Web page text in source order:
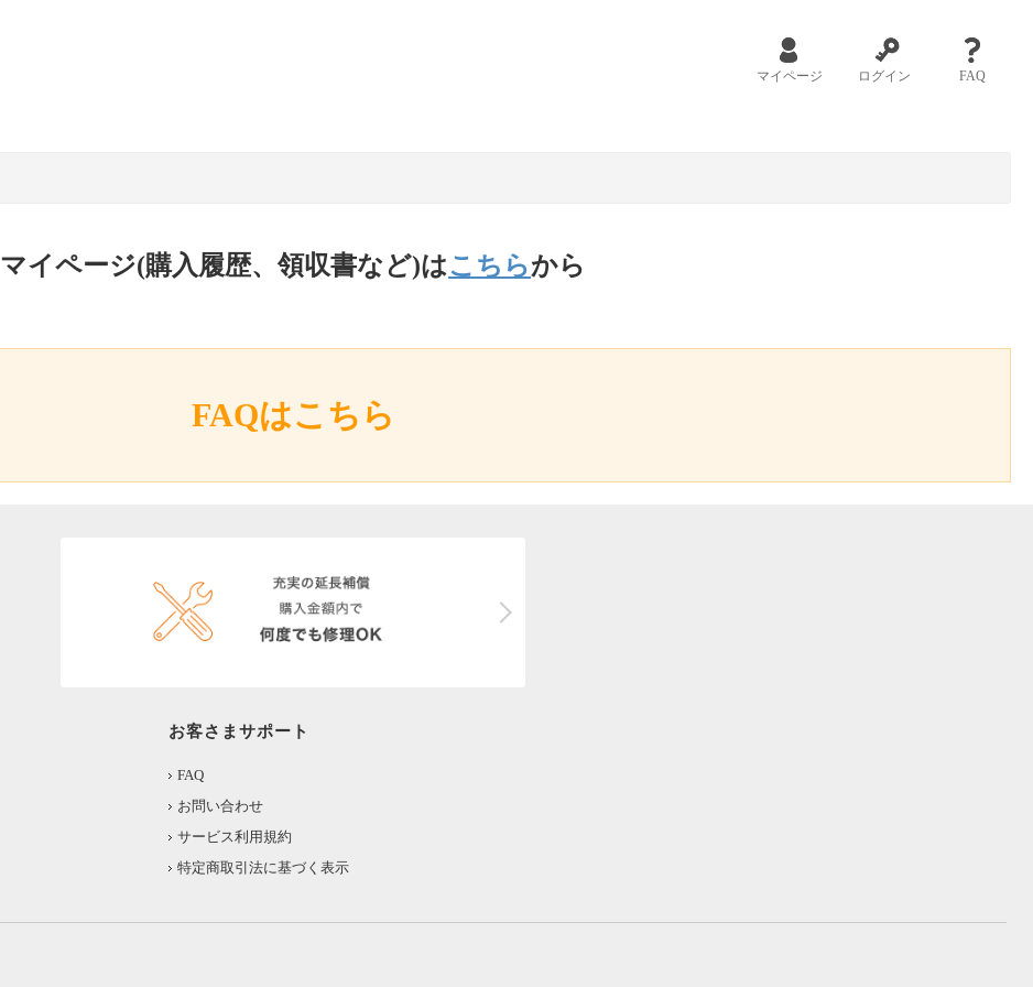
マイページ ログイン FAQ
マイページ(購入履歴、領収書など)はこちらから
FAQはこちら
お客さまサポート
FAQ
お問い合わせ
サービス利用規約
特定商取引法に基づく表示